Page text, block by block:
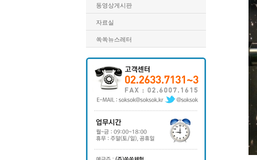
동영상게시판
자료실
쏙쏙뉴스레터